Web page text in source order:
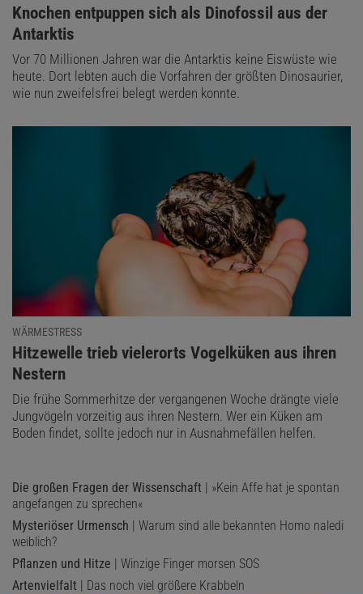
:
Knochen entpuppen sich als Dinofossil aus der
Antarktis
Vor 70 Millionen Jahren war die Antarktis keine Eiswüste wie
heute. Dort lebten auch die Vorfahren der größten Dinosaurier,
wie nun zweifelsfrei belegt werden konnte.
WÄRMESTRESS
:
Hitzewelle trieb vielerorts Vogelküken aus ihren
Nestern
Die frühe Sommerhitze der vergangenen Woche drängte viele
Jungvögeln vorzeitig aus ihren Nestern. Wer ein Küken am
Boden findet, sollte jedoch nur in Ausnahmefällen helfen.
Die großen Fragen der Wissenschaft | »Kein Affe hat je spontan
angefangen zu sprechen«
Mysteriöser Urmensch | Warum sind alle bekannten Homo naledi
weiblich?
Pflanzen und Hitze | Winzige Finger morsen SOS
Artenvielfalt | Das noch viel größere Krabbeln